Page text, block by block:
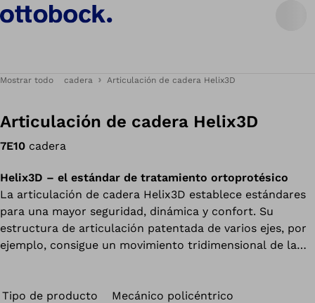
Mostrar todo cadera Articulación de cadera Helix3D
Articulación de cadera Helix3D
7E10 cadera
Helix3D – el estándar de tratamiento ortoprotésico
La articulación de cadera Helix3D establece estándares
para una mayor seguridad, dinámica y confort. Su
estructura de articulación patentada de varios ejes, por
ejemplo, consigue un movimiento tridimensional de la
combinación con las articulaciones de rodilla C-Leg® y
Tipo de producto
Mecánico policéntrico